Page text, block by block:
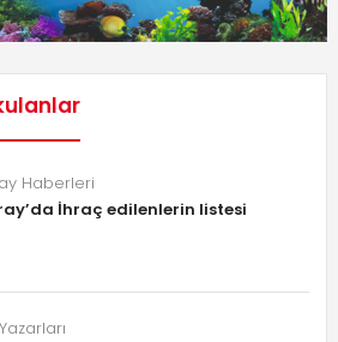
Haberleri
İhraç edilenlerin listesi